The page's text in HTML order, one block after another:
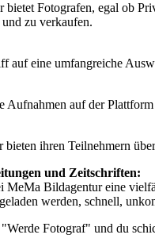
Fotografen, egal ob
zu verkaufen.
auf eine umfangreiche
Aufnahmen auf der
bieten ihren Teilnehmern
und Zeitschriften:
MeMa Bildagentur eine
werden, schnell,
Fotograf" und du